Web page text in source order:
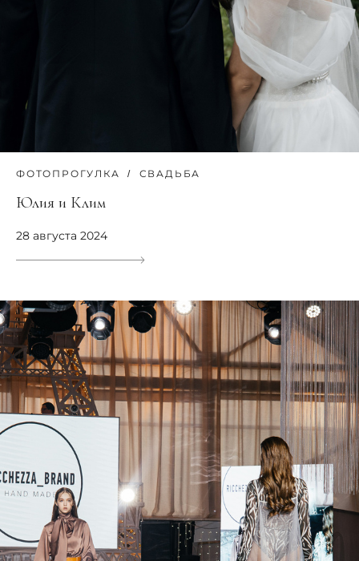
ФОТОПРОГУЛКА СВАДЬБА
Юлия и Клим
28 августа 2024